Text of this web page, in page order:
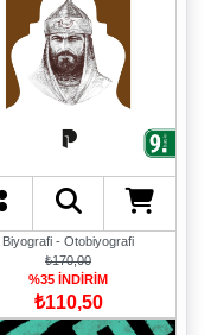
Biyografi - Otobiyografi
₺170,00
%35 İNDİRİM
₺110,50